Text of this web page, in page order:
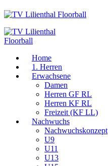
Home
1. Herren
Erwachsene
Damen
Herren GF RL
Herren KF RL
Freizeit (KF LL)
Nachwuchs
Nachwuchskonzept
U9
U11
U13